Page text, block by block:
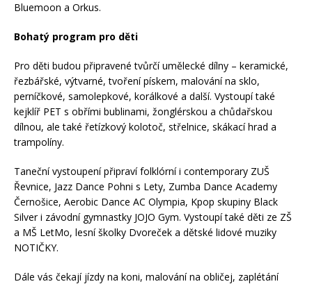
Bluemoon a Orkus.
Bohatý program pro děti
Pro děti budou připravené tvůrčí umělecké dílny – keramické,
řezbářské, výtvarné, tvoření pískem, malování na sklo,
perníčkové, samolepkové, korálkové a další. Vystoupí také
kejklíř PET s obřími bublinami, žonglérskou a chůdařskou
dílnou, ale také řetízkový kolotoč, střelnice, skákací hrad a
trampolíny.
Taneční vystoupení připraví folklórní i contemporary ZUŠ
Řevnice, Jazz Dance Pohni s Lety, Zumba Dance Academy
Černošice, Aerobic Dance AC Olympia, Kpop skupiny Black
Silver i závodní gymnastky JOJO Gym. Vystoupí také děti ze ZŠ
a MŠ LetMo, lesní školky Dvoreček a dětské lidové muziky
NOTIČKY.
Dále vás čekají jízdy na koni, malování na obličej, zaplétání